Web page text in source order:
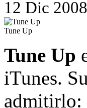
12 Dic 2008
Tune Up
Tune Up
iTunes.
admitirlo: